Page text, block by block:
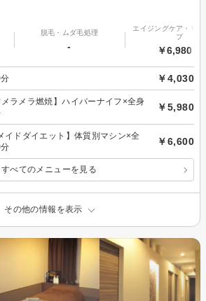
脱毛・ムダ毛処理
-
エイジングケア・リ
プ
￥6,980～
￥4,030
ラメラ燃焼】ハイパーナイフ×全身
￥5,980
イドダイエット】体質別マシン×全
￥6,600
すべてのメニューを見る
その他の情報を表示